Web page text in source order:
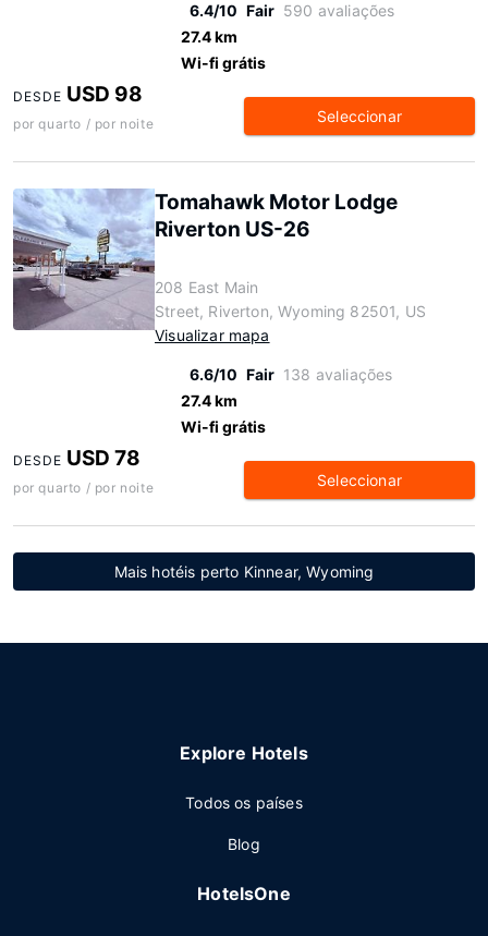
6.4/10 Fair 590 avaliações
27.4 km
Wi-fi grátis
DESDE USD 98
por quarto / por noite Seleccionar
Tomahawk Motor Lodge
Riverton US-26
208 East Main
Street, Riverton, Wyoming 82501, US
Visualizar mapa
6.6/10 Fair 138 avaliações
27.4 km
Wi-fi grátis
DESDE USD 78
por quarto / por noite Seleccionar
Mais hotéis perto Kinnear, Wyoming
Explore Hotels
Todos os países
Blog
HotelsOne